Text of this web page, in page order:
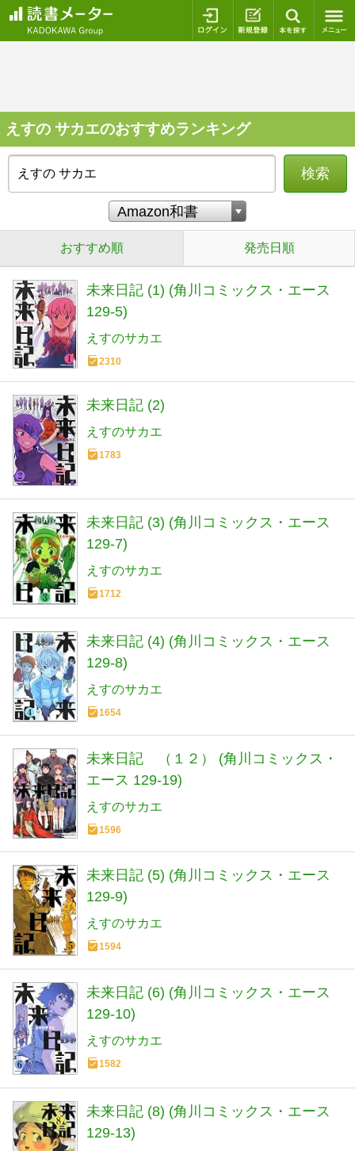
ログイン 新規登録
えすの サカエのおすすめランキング
検索
おすすめ順 発売日順
未来日記 (1) (角川コミックス・エース
129-5)
えすのサカエ
2310
未来日記 (2)
えすのサカエ
1783
未来日記 (3) (角川コミックス・エース
129-7)
えすのサカエ
1712
未来日記 (4) (角川コミックス・エース
129-8)
えすのサカエ
1654
未来日記 （１２） (角川コミックス・
エース 129-19)
えすのサカエ
1596
未来日記 (5) (角川コミックス・エース
129-9)
えすのサカエ
1594
未来日記 (6) (角川コミックス・エース
129-10)
えすのサカエ
1582
未来日記 (8) (角川コミックス・エース
129-13)